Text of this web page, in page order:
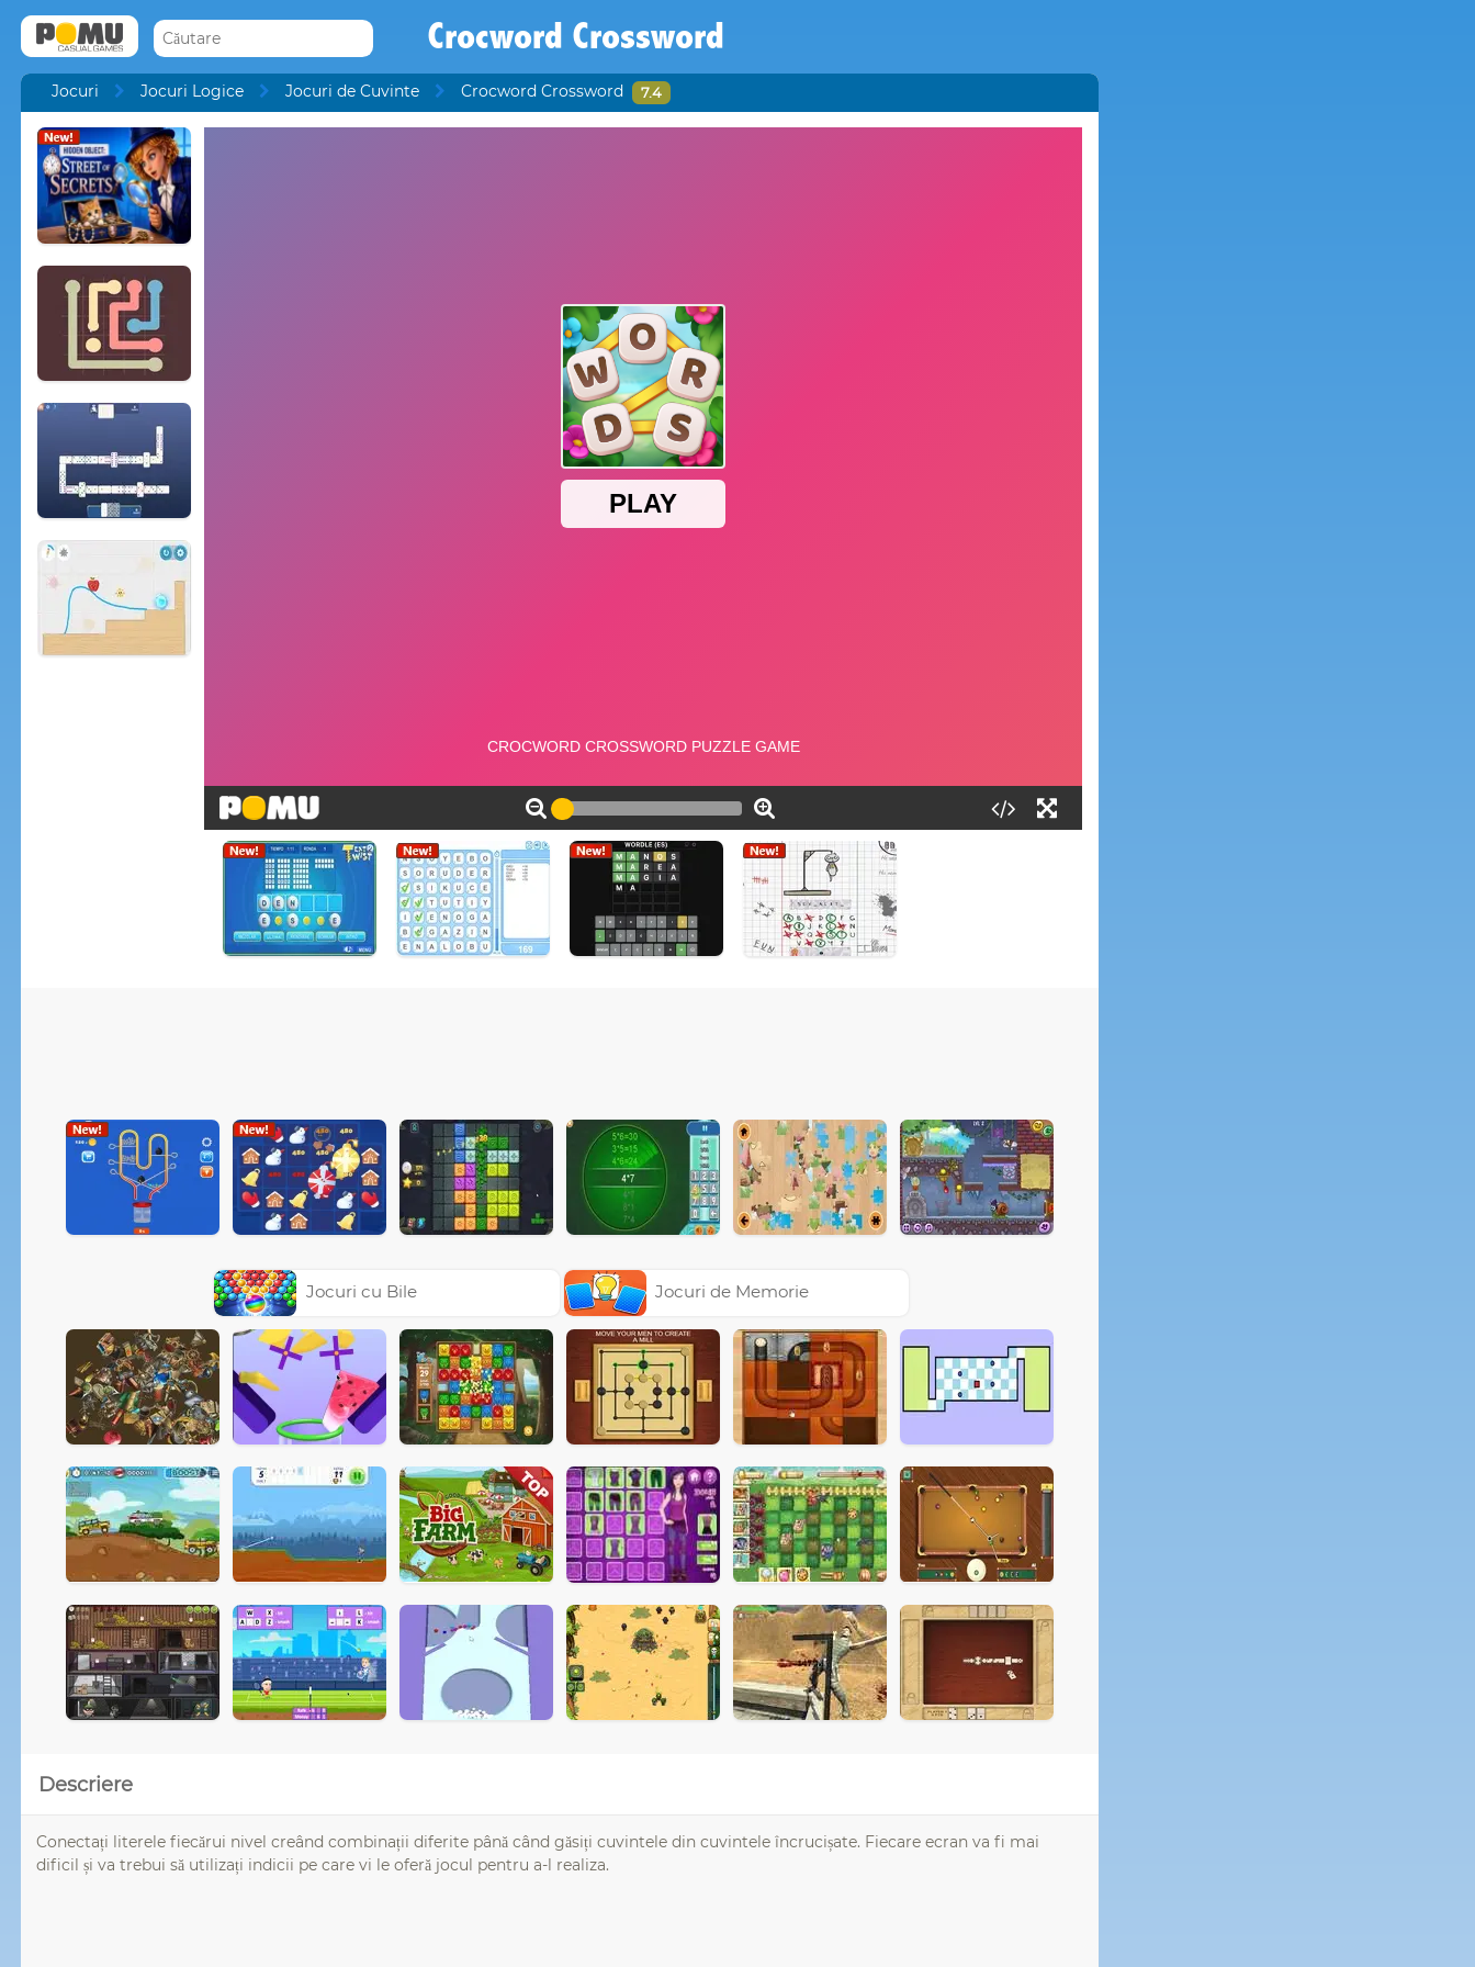
Crocword Crossword
Jocuri Jocuri Logice Jocuri de Cuvinte Crocword Crossword 7.4
Jocuri cu Bile Jocuri de Memorie
Descriere
Conectați literele fiecărui nivel creând combinații diferite până când găsiți cuvintele din cuvintele încrucișate. Fiecare ecran va fi mai
dificil și va trebui să utilizați indicii pe care vi le oferă jocul pentru a-l realiza.